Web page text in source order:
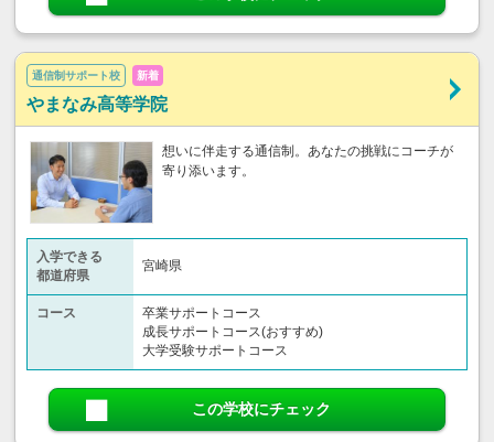
通信制サポート校 新着
やまなみ高等学院
想いに伴走する通信制。あなたの挑戦にコーチが
寄り添います。
入学できる
都道府県
宮崎県
コース
卒業サポートコース
成長サポートコース(おすすめ)
大学受験サポートコース
この学校にチェック